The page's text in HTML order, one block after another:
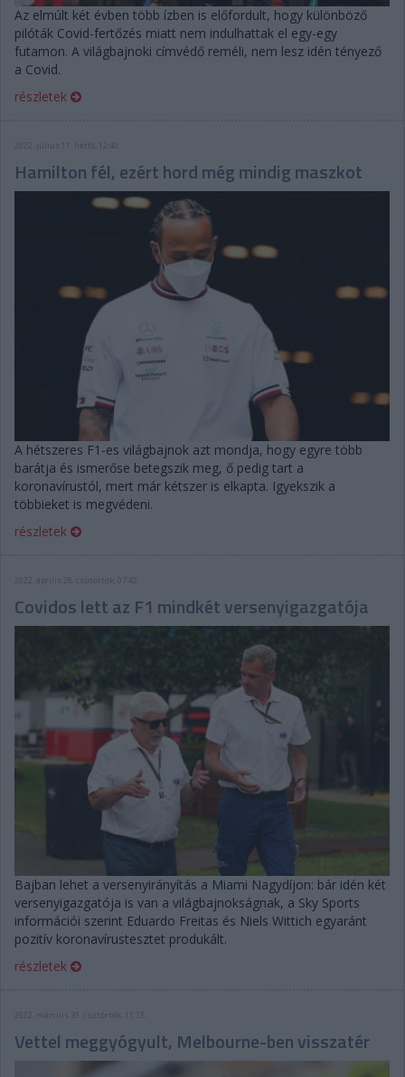
Az elmúlt két évben több ízben is előfordult, hogy különböző
pilóták Covid-fertőzés miatt nem indulhattak el egy-egy
futamon. A világbajnoki címvédő reméli, nem lesz idén tényező
a Covid.
részletek
2022. július 11. hétfő, 12:40
Hamilton fél, ezért hord még mindig maszkot
A hétszeres F1-es világbajnok azt mondja, hogy egyre több
barátja és ismerőse betegszik meg, ő pedig tart a
koronavírustól, mert már kétszer is elkapta. Igyekszik a
többieket is megvédeni.
részletek
2022. április 28. csütörtök, 07:42
Covidos lett az F1 mindkét versenyigazgatója
Bajban lehet a versenyirányítás a Miami Nagydíjon: bár idén két
versenyigazgatója is van a világbajnokságnak, a Sky Sports
információi szerint Eduardo Freitas és Niels Wittich egyaránt
pozitív koronavírustesztet produkált.
részletek
2022. március 31. csütörtök, 11:15
Vettel meggyógyult, Melbourne-ben visszatér